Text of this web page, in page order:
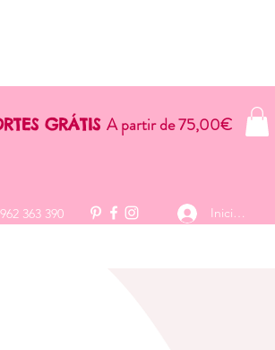
GRÁTIS A partir de 75,00€
363 390 Iniciar sesión